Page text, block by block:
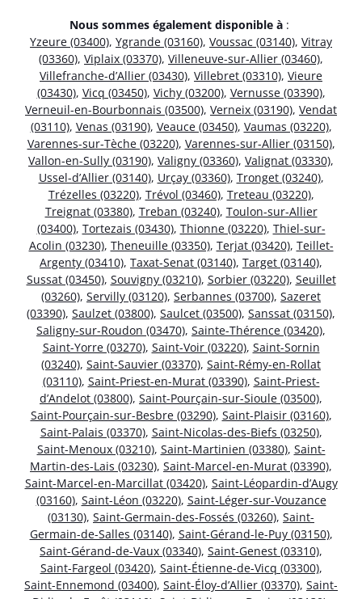
Nous sommes également disponible à :
Yzeure (03400), Ygrande (03160), Voussac (03140), Vitray
(03360), Viplaix (03370), Villeneuve-sur-Allier (03460),
Villefranche-d’Allier (03430), Villebret (03310), Vieure
(03430), Vicq (03450), Vichy (03200), Vernusse (03390),
Verneuil-en-Bourbonnais (03500), Verneix (03190), Vendat
(03110), Venas (03190), Veauce (03450), Vaumas (03220),
Varennes-sur-Tèche (03220), Varennes-sur-Allier (03150),
Vallon-en-Sully (03190), Valigny (03360), Valignat (03330),
Ussel-d’Allier (03140), Urçay (03360), Tronget (03240),
Trézelles (03220), Trévol (03460), Treteau (03220),
Treignat (03380), Treban (03240), Toulon-sur-Allier
(03400), Tortezais (03430), Thionne (03220), Thiel-sur-
Acolin (03230), Theneuille (03350), Terjat (03420), Teillet-
Argenty (03410), Taxat-Senat (03140), Target (03140),
Sussat (03450), Souvigny (03210), Sorbier (03220), Seuillet
(03260), Servilly (03120), Serbannes (03700), Sazeret
(03390), Saulzet (03800), Saulcet (03500), Sanssat (03150),
Saligny-sur-Roudon (03470), Sainte-Thérence (03420),
Saint-Yorre (03270), Saint-Voir (03220), Saint-Sornin
(03240), Saint-Sauvier (03370), Saint-Rémy-en-Rollat
(03110), Saint-Priest-en-Murat (03390), Saint-Priest-
d’Andelot (03800), Saint-Pourçain-sur-Sioule (03500),
Saint-Pourçain-sur-Besbre (03290), Saint-Plaisir (03160),
Saint-Palais (03370), Saint-Nicolas-des-Biefs (03250),
Saint-Menoux (03210), Saint-Martinien (03380), Saint-
Martin-des-Lais (03230), Saint-Marcel-en-Murat (03390),
Saint-Marcel-en-Marcillat (03420), Saint-Léopardin-d’Augy
(03160), Saint-Léon (03220), Saint-Léger-sur-Vouzance
(03130), Saint-Germain-des-Fossés (03260), Saint-
Germain-de-Salles (03140), Saint-Gérand-le-Puy (03150),
Saint-Gérand-de-Vaux (03340), Saint-Genest (03310),
Saint-Fargeol (03420), Saint-Étienne-de-Vicq (03300),
Saint-Ennemond (03400), Saint-Éloy-d’Allier (03370), Saint-